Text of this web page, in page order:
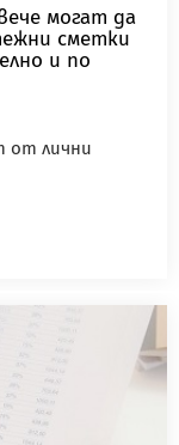
могат да
сметки
и по
от лични